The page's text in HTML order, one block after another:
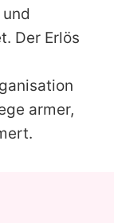
Der Erlös
armer,